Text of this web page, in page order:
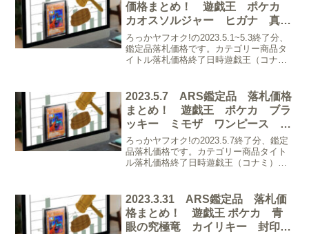
価格まとめ！ 遊戯王 ポケカ
カオスソルジャー ヒガナ 真紅
眼の黒竜 など
ろっかヤフオク!の2023.5.1~5.3終了分、
鑑定品落札価格です。カテゴリー商品タ
イトル落札価格終了日時遊戯王（コナ
PSEC-JP004 鑑定書/台紙/段ボ...
2023.5.7 ARS鑑定品 落札価格
まとめ！ 遊戯王 ポケカ ブラ
ッキー ミモザ ワンピース ヴ
ァイスシュヴァルツ など
ろっかヤフオク!の2023.5.7終了分、鑑定
品落札価格です。カテゴリー商品タイト
ル落札価格終了日時遊戯王（コナミ）
ARS PSA BGS鑑定17,300円5...
2023.3.31 ARS鑑定品 落札価
格まとめ！ 遊戯王 ポケカ 青
眼の究極竜 カイリキー 封印さ